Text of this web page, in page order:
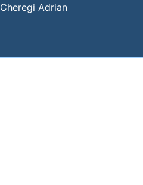
Cheregi Adrian